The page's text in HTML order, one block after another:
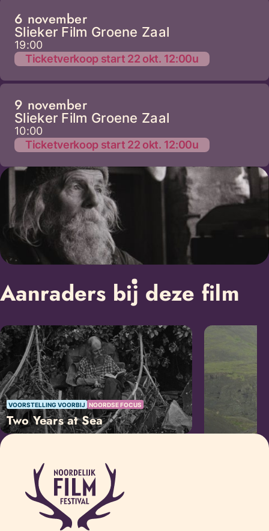
6 november
Slieker Film Groene Zaal
19:00
Ticketverkoop start 22 okt. 12:00u
9 november
Slieker Film Groene Zaal
10:00
Ticketverkoop start 22 okt. 12:00u
Aanraders bij deze film
VOORSTELLING VOORBIJ NOORDSE FOCUS
Two Years at Sea
VOORSTELLING